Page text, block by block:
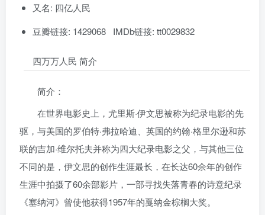
又名: 四亿人民
豆瓣链接: 1429068 IMDb链接: tt0029832
四万万人民 简介
简介：
在世界电影史上，尤里斯·伊文思被称为纪录电影的先
驱，与美国的罗伯特·弗拉哈迪、英国的约翰·格里尔逊和苏
联的吉加·维尔托夫并称为四大纪录电影之父，与其他三位
不同的是，伊文思的创作生涯最长，在长达60余年的创作
生涯中拍摄了60余部影片，一部寻找失落青春的诗意纪录
《塞纳河》曾使他获得1957年的戛纳金棕榈大奖。